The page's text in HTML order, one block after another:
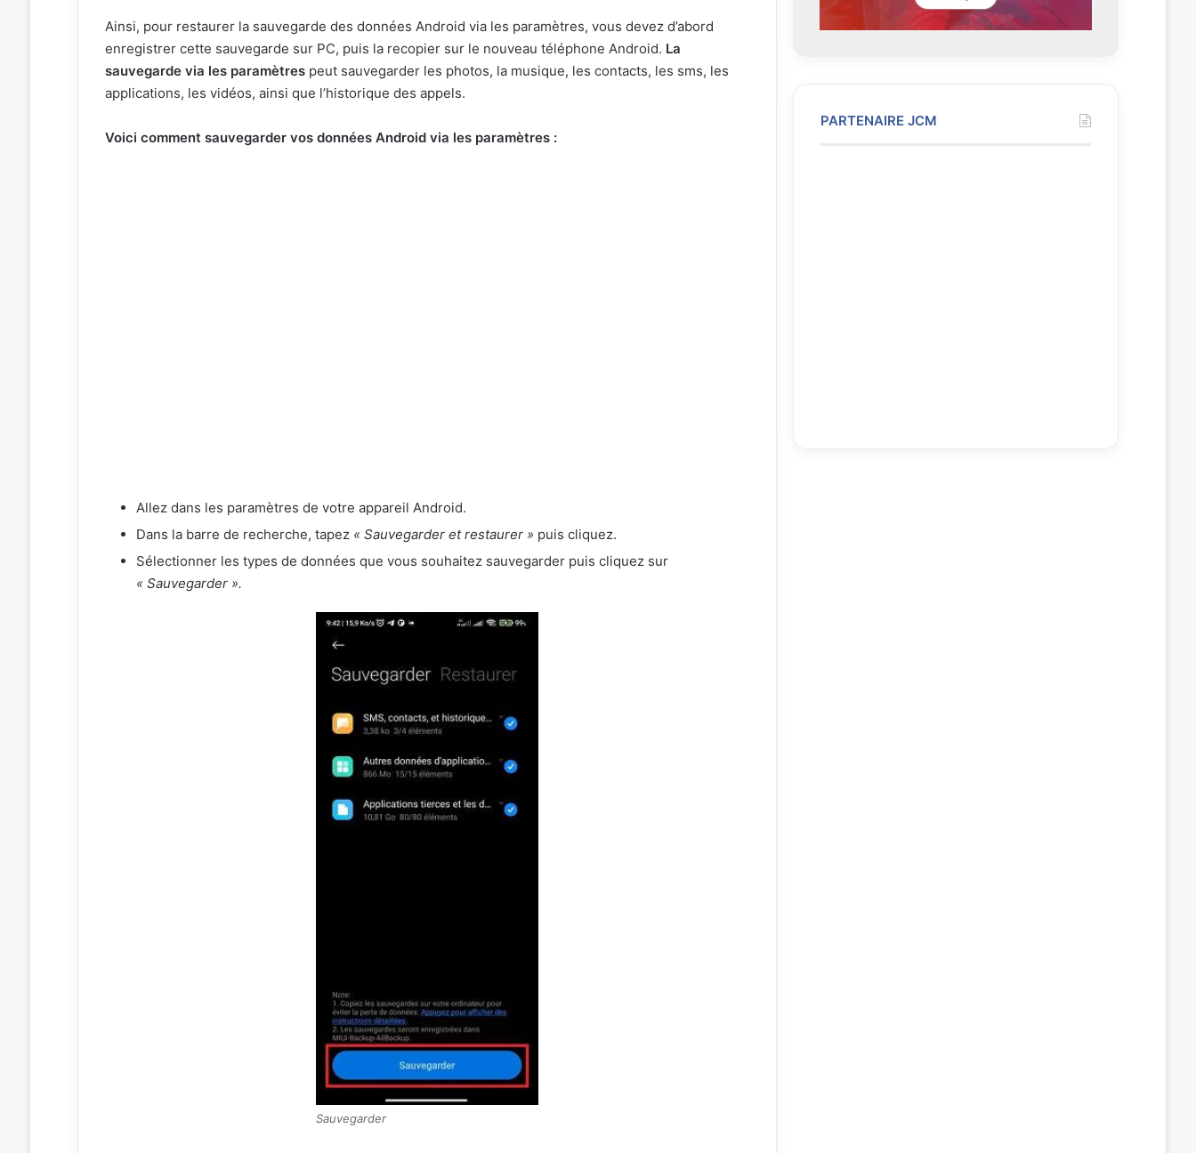
Ainsi, pour restaurer la sauvegarde des données Android via les paramètres, vous devez d’abord
enregistrer cette sauvegarde sur PC, puis la recopier sur le nouveau téléphone Android. La
sauvegarde via les paramètrespeut sauvegarder les photos, la musique, les contacts, les sms, les
applications, les vidéos, ainsi que l’historique des appels.
Voici comment sauvegarder vos données Android via les paramètres :
Allez dans les paramètres de votre appareil Android.
Dans la barre de recherche, tapez « Sauvegarder et restaurer » puis cliquez.
Sélectionner les types de données que vous souhaitez sauvegarder puis cliquez sur
« Sauvegarder ».
Sauvegarder
PARTENAIRE JCM